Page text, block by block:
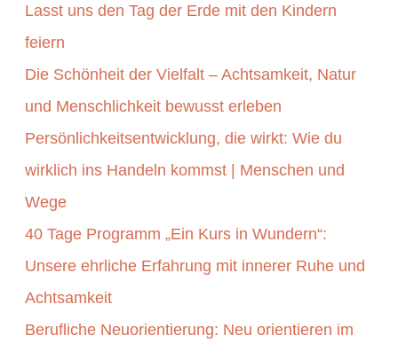
verändern
kann
Lasst uns den Tag der Erde mit den Kindern
feiern
Die Schönheit der Vielfalt – Achtsamkeit, Natur
und Menschlichkeit bewusst erleben
Persönlichkeitsentwicklung, die wirkt: Wie du
wirklich ins Handeln kommst | Menschen und
Wege
40 Tage Programm „Ein Kurs in Wundern“:
Unsere ehrliche Erfahrung mit innerer Ruhe und
Achtsamkeit
Berufliche Neuorientierung: Neu orientieren im